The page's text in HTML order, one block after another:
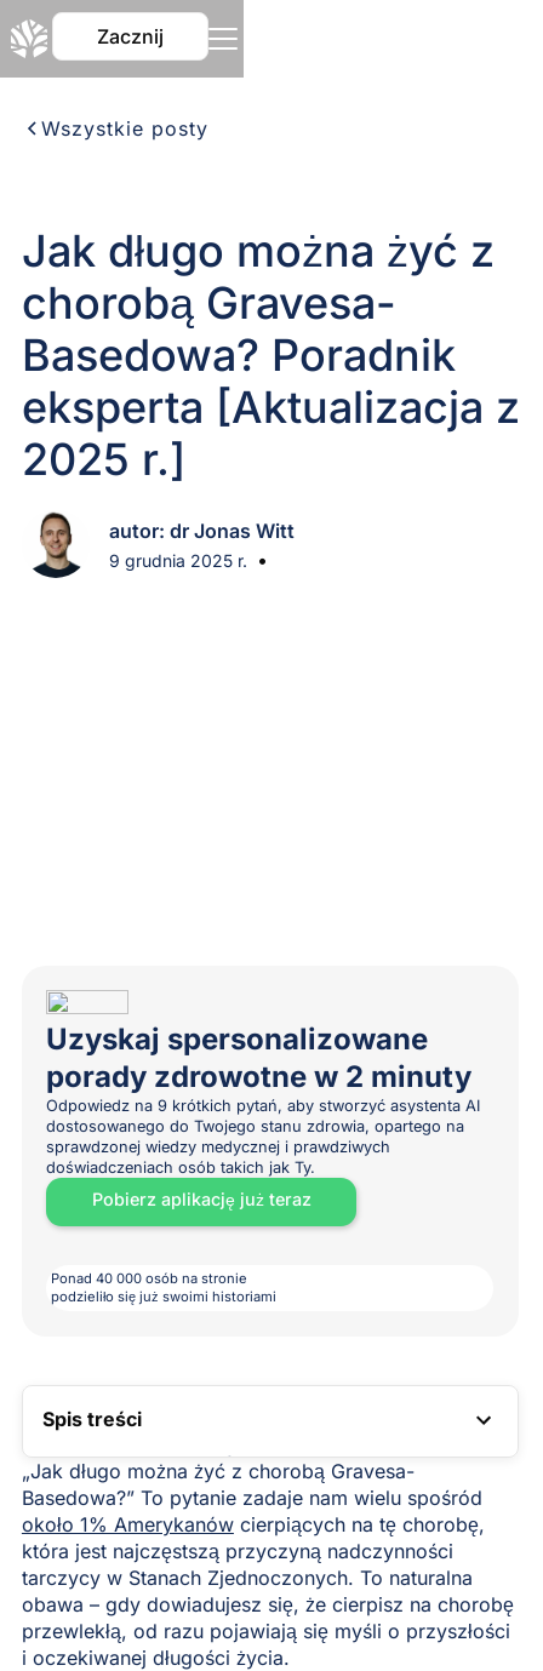
Zacznij
Wszystkie posty
Jak długo można żyć z
chorobą Gravesa-
Basedowa? Poradnik
eksperta [Aktualizacja z
2025 r.]
autor: dr Jonas Witt
9 grudnia 2025 r. •
Uzyskaj spersonalizowane
porady zdrowotne w 2 minuty
Odpowiedz na 9 krótkich pytań, aby stworzyć asystenta AI
dostosowanego do Twojego stanu zdrowia, opartego na
sprawdzonej wiedzy medycznej i prawdziwych
doświadczeniach osób takich jak Ty.
Pobierz aplikację już teraz
Ponad 40 000 osób na stronie
podzieliło się już swoimi historiami
Spis treści
LINK DO SPISU TREŚCI
„Jak długo można żyć z chorobą Gravesa-
Basedowa?” To pytanie zadaje nam wielu spośród
około 1% Amerykanówcierpiących na tę chorobę,
która jest najczęstszą przyczyną nadczynności
tarczycy w Stanach Zjednoczonych. To naturalna
obawa – gdy dowiadujesz się, że cierpisz na chorobę
przewlekłą, od razu pojawiają się myśli o przyszłości
i oczekiwanej długości życia.